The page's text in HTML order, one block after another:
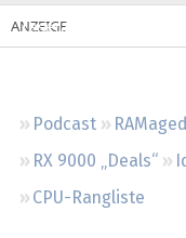
Leserartikel
Podcast
RX 9000 „Deals“
CPU-Rangliste